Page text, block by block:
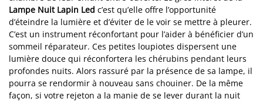
Lampe Nuit Lapin Led c’est qu’elle offre l’opportunité
d’éteindre la lumière et d’éviter de le voir se mettre à pleurer.
C’est un instrument réconfortant pour l’aider à bénéficier d’un
sommeil réparateur. Ces petites loupiotes dispersent une
lumière douce qui réconfortera les chérubins pendant leurs
profondes nuits. Alors rassuré par la présence de sa lampe, il
pourra se rendormir à nouveau sans chouiner. De la même
façon, si votre rejeton a la manie de se lever durant la nuit